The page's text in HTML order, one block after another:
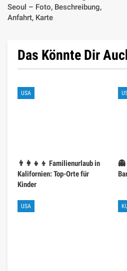
Seoul – Foto, Beschreibung,
Anfahrt, Karte
Das Könnte Dir
USA
👨‍👩‍👧‍👦 Familienurlaub in
Kalifornien: Top-Orte für
Kinder
👻
USA